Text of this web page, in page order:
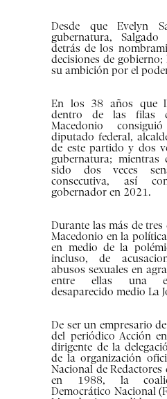
Desde que Evelyn
gubernatura, Salgado
detrás de los
decisiones de
su ambición por el
En los 38 años que
dentro de las filas
Macedonio
diputado federal,
de este partido y dos
gubernatura;
sido dos veces
consecutiva, así
gobernador en 2021.
Durante las más de tres
Macedonio en la
en medio de la
incluso, de
abusos sexuales en
entre ellas una
desaparecido medio La
De ser un empresario
del periódico Acción
dirigente de la
de la organización
Nacional de Redactores
en 1988, la
Democrático Nacional